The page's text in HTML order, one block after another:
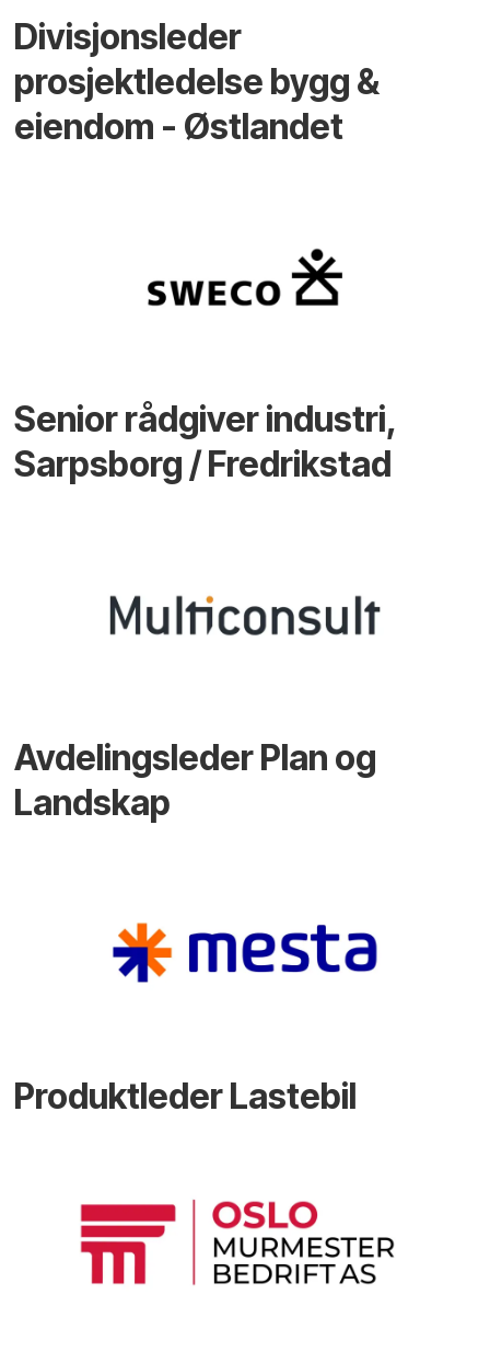
Divisjonsleder
prosjektledelse bygg &
eiendom - Østlandet
Senior rådgiver industri,
Sarpsborg / Fredrikstad
Avdelingsleder Plan og
Landskap
Produktleder Lastebil